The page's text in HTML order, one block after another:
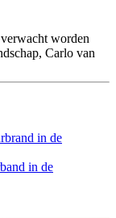
worden
Carlo van
in de
in de